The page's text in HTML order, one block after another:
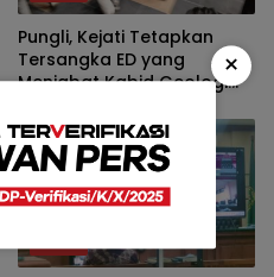
Pungli, Kejati Tetapkan
Tersangka ED yang
Menjabat Kabid Geologi
Jatim
×